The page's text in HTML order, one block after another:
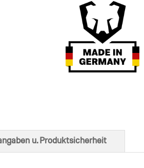
Ansicht von unten
u. Produktsicherheit